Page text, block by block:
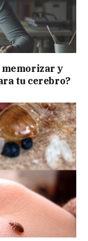
memorizar y
tu cerebro?